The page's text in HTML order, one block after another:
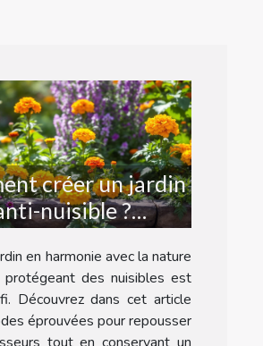
créer un jardin
nuisible ?
et astuces
en harmonie avec la nature
des nuisibles est
Découvrez dans cet article
éprouvées pour repousser